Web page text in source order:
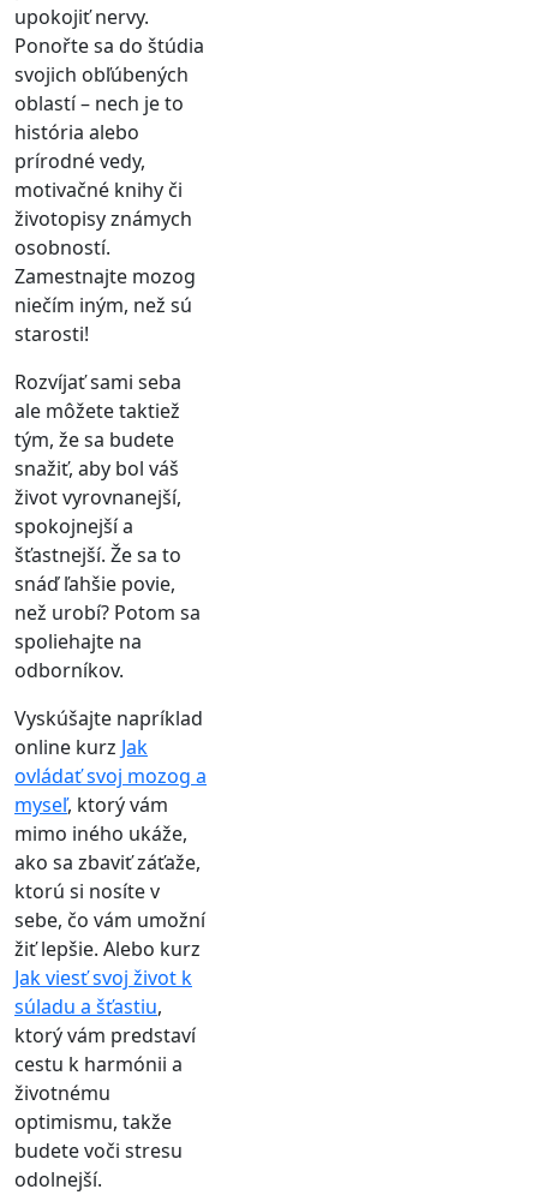
upokojiť nervy.
Ponořte sa do štúdia
svojich obľúbených
oblastí – nech je to
história alebo
prírodné vedy,
motivačné knihy či
životopisy známych
osobností.
Zamestnajte mozog
niečím iným, než sú
starosti!
Rozvíjať sami seba
ale môžete taktiež
tým, že sa budete
snažiť, aby bol váš
život vyrovnanejší,
spokojnejší a
šťastnejší. Že sa to
snáď ľahšie povie,
než urobí? Potom sa
spoliehajte na
odborníkov.
Vyskúšajte napríklad
online kurz Jak
ovládať svoj mozog a
myseľ, ktorý vám
mimo iného ukáže,
ako sa zbaviť záťaže,
ktorú si nosíte v
sebe, čo vám umožní
žiť lepšie. Alebo kurz
Jak viesť svoj život k
súladu a šťastiu,
ktorý vám predstaví
cestu k harmónii a
životnému
optimismu, takže
budete voči stresu
odolnejší.